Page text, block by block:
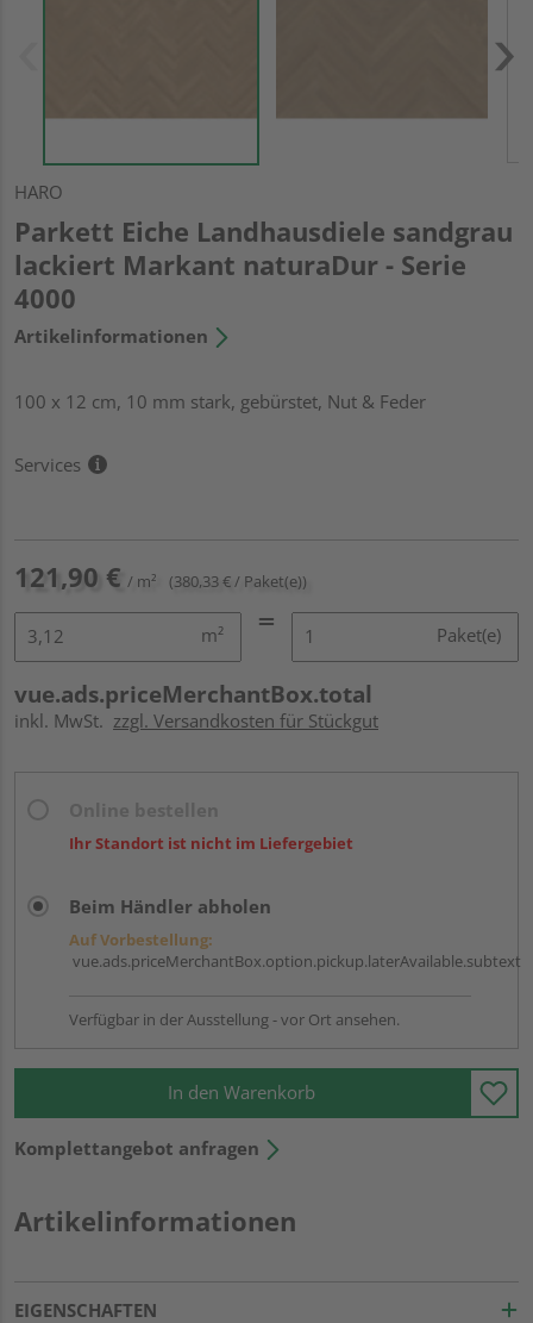
HARO
Parkett Eiche Landhausdiele sandgrau
lackiert Markant naturaDur - Serie
4000
Artikelinformationen
100 x 12 cm, 10 mm stark, gebürstet, Nut & Feder
Services
121,90 € / m² (380,33 € / Paket(e))
m² Paket(e)
vue.ads.priceMerchantBox.total
inkl. MwSt. zzgl. Versandkosten für Stückgut
Ihr Standort ist nicht im Liefergebiet
Beim Händler abholen
Auf Vorbestellung:
vue.ads.priceMerchantBox.option.pickup.laterAvailable.subtext
Verfügbar in der Ausstellung - vor Ort ansehen.
In den Warenkorb
Komplettangebot anfragen
Artikelinformationen
EIGENSCHAFTEN